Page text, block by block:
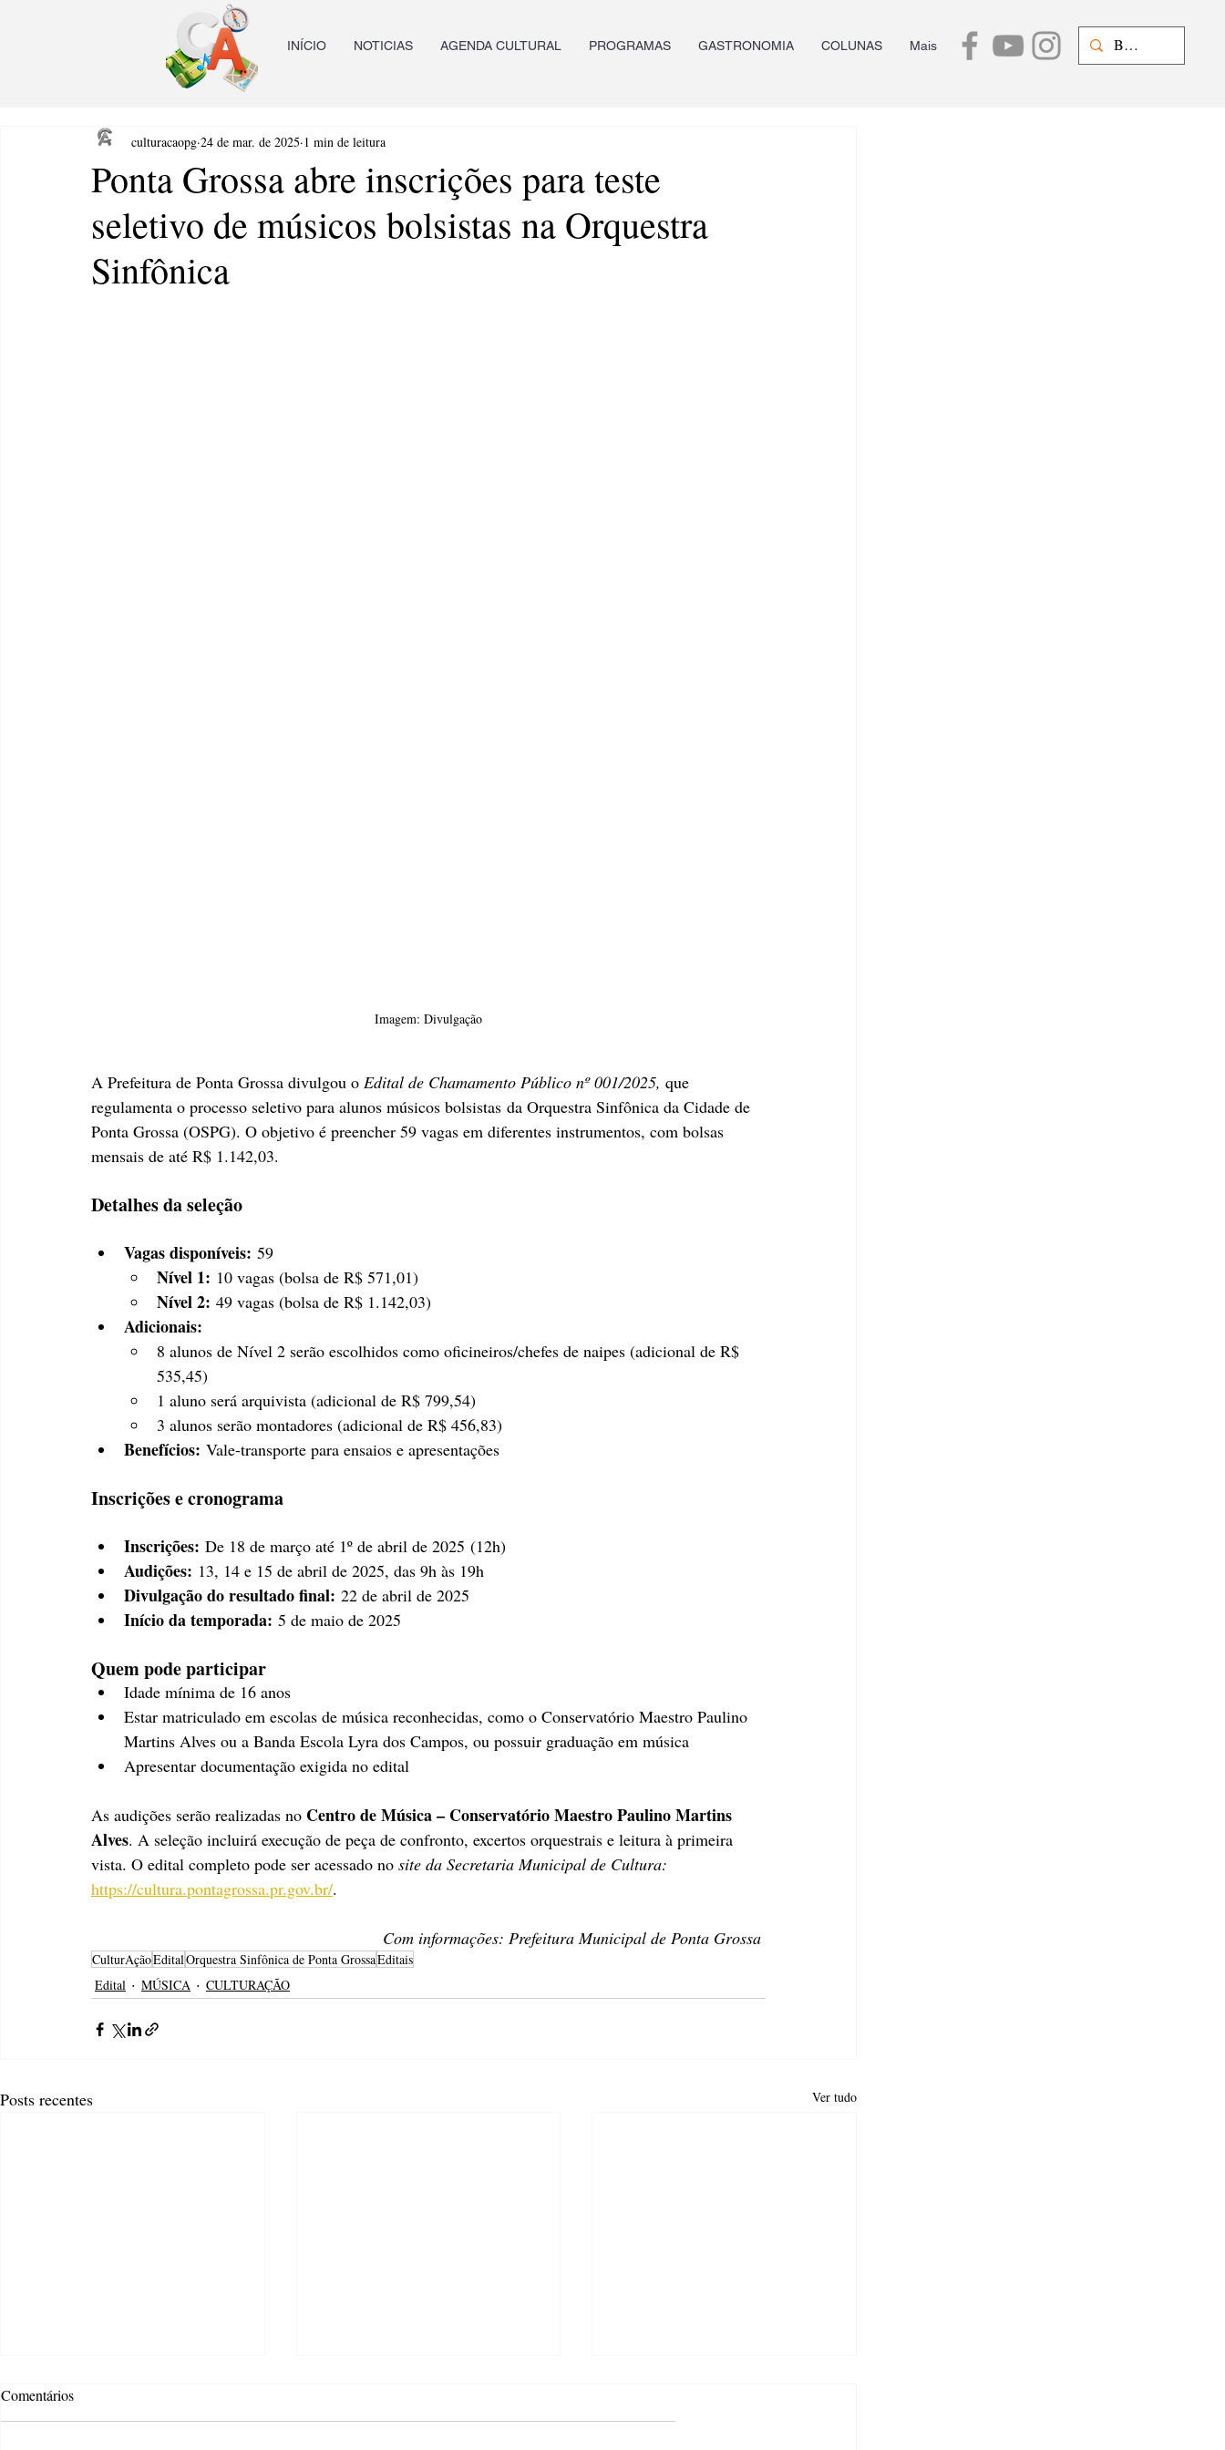
INÍCIO NOTICIAS AGENDA CULTURAL PROGRAMAS GASTRONOMIA COLUNAS Mais
Ponta Grossa abre inscrições para teste
seletivo de músicos bolsistas na Orquestra
Sinfônica
culturacaopg 24 de mar. de 2025 1 min de leitura
Imagem: Divulgação
A Prefeitura de Ponta Grossa divulgou o Edital de Chamamento Público nº 001/2025, que
regulamenta o processo seletivo para alunos músicos bolsistas da Orquestra Sinfônica da Cidade de
Ponta Grossa (OSPG). O objetivo é preencher 59 vagas em diferentes instrumentos, com bolsas
mensais de até R$ 1.142,03.
Detalhes da seleção
Vagas disponíveis: 59
Nível 1: 10 vagas (bolsa de R$ 571,01)
Nível 2: 49 vagas (bolsa de R$ 1.142,03)
Adicionais:
8 alunos de Nível 2 serão escolhidos como oficineiros/chefes de naipes (adicional de R$
535,45)
1 aluno será arquivista (adicional de R$ 799,54)
3 alunos serão montadores (adicional de R$ 456,83)
Benefícios: Vale-transporte para ensaios e apresentações
Inscrições e cronograma
Inscrições: De 18 de março até 1º de abril de 2025 (12h)
Audições: 13, 14 e 15 de abril de 2025, das 9h às 19h
Divulgação do resultado final: 22 de abril de 2025
Início da temporada: 5 de maio de 2025
Quem pode participar
Idade mínima de 16 anos
Estar matriculado em escolas de música reconhecidas, como o Conservatório Maestro Paulino
Martins Alves ou a Banda Escola Lyra dos Campos, ou possuir graduação em música
Apresentar documentação exigida no edital
As audições serão realizadas no Centro de Música – Conservatório Maestro Paulino Martins
Alves. A seleção incluirá execução de peça de confronto, excertos orquestrais e leitura à primeira
vista. O edital completo pode ser acessado no site da Secretaria Municipal de Cultura:
https://cultura.pontagrossa.pr.gov.br/.
Com informações: Prefeitura Municipal de Ponta Grossa
CulturAçãoEditalOrquestra Sinfônica de Ponta GrossaEditais
Edital
MÚSICA CULTURAÇÃO
Posts recentes Ver tudo
Comentários